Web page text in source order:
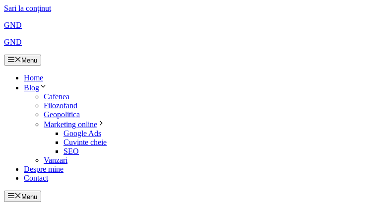
Sari la conținut
GND
GND
Menu
Home
Blog
Cafenea
Filozofand
Geopolitica
Marketing online
Google Ads
Cuvinte cheie
SEO
Vanzari
Despre mine
Contact
Menu